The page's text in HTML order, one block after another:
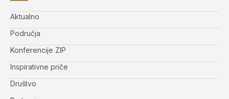
Aktualno
Područja
Konferencije ZIP
Inspirativne priče
Društvo